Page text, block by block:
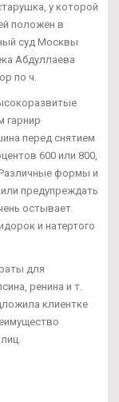
у которой
положен в
суд Москвы
Абдуллаева
по ч.
гарнир
перед снятием
600 или 800,
формы и
предупреждать
остывает
и натертого
для
ренина и т.
клиентке